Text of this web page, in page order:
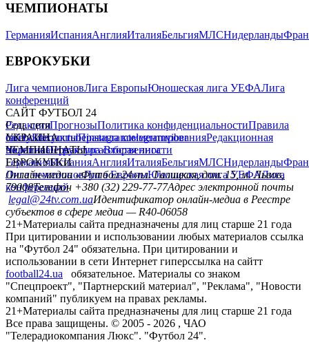
ЧЕМПИОНАТЫ
ГерманияИспанияАнглияИталияБельгияМЛСНидерланды
ЕВРОКУБКИ
Лига чемпионовЛига ЕвропыЮношеская лига УЕФАЛига
конференций
САЙТ ФУТБОЛ 24
РедакцияПрогнозыПолитика конфиденциальностиПравила
сайтуКонтактыПравила комментированияРедакционная
политикаСтруктура собственности
Соц. сети
facebookxyoutubeinstagramtelegramviber
УКРАИНА
УкраинаПервая лигаВторая лига
ЧЕМПИОНАТЫ
ГерманияИспанияАнглияИталияБельгияМЛСНидерланды
ЕВРОКУБКИ
Лига чемпионовЛига ЕвропыЮношеская лига УЕФАЛига
конференций
Онлайн-медиа «Футбол 24»пл. Галицкая, дом. 15, м. Львов,
79008Телефон +380 (32) 229-77-77Адрес электронной почты
legal@24tv.com.uaИдентификатор онлайн-медиа в Реестре
субъектов в сфере медиа — R40-06058
21+Материалы сайта предназначены для лиц старше 21 года
При цитировании и использовании любых материалов ссылка
на "Футбол 24" обязательна. При цитировании и
использовании в сети Интернет гиперссылка на сайтт
football24.ua
обязательное. Материалы со знаком
"Спецпроект", "Партнерский материал", "Реклама", "Новости
компаний" публикуем на правах рекламы.
21+Материалы сайта предназначены для лиц старше 21 года
Все права защищены. © 2005 - 2026 , ЧАО
"Телерадиокомпания Люкс". "Футбол 24".